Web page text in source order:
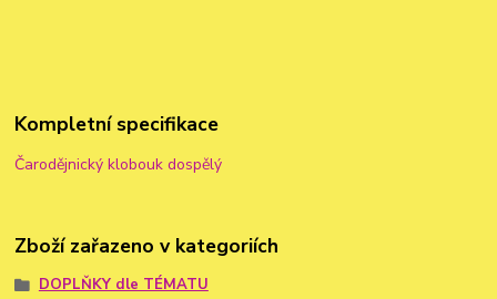
Kompletní specifikace
Čarodějnický klobouk dospělý
Zboží zařazeno v kategoriích
DOPLŇKY dle TÉMATU